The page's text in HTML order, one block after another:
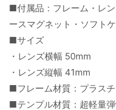
■付属品：フレーム・レ
ースマグネット・ソフト
■サイズ
・レンズ横幅 50mm
・レンズ縦幅 41mm
■フレーム材質：プラスチ
■テンプル材質：超軽量